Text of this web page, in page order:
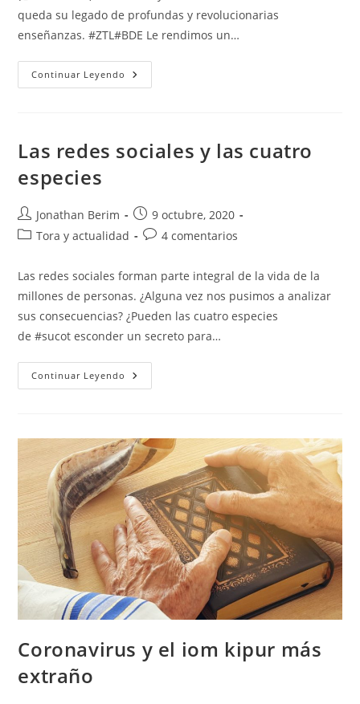
queda su legado de profundas y revolucionarias
enseñanzas. #ZTL#BDE Le rendimos un…
Continuar Leyendo Homenaje
Al
Las redes sociales y las cuatro
especies
Autor
de
Jonathan Berim
Entrada
publicada:
9 octubre, 2020
Categoría
entrada:
Tora y actualidad
Comentarios
entrada:
4 comentarios
Las redes sociales forman parte integral de la vida de la
millones de personas. ¿Alguna vez nos pusimos a analizar
sus consecuencias? ¿Pueden las cuatro especies
de #sucot esconder un secreto para…
Continuar Leyendo Las
Redes
Especies
Coronavirus y el iom kipur más
extraño